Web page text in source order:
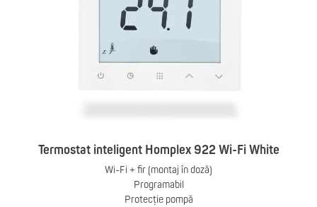
Termostat inteligent Homplex 922 Wi-Fi White
Wi-Fi + fir (montaj în doză)
Programabil
Protecție pompă